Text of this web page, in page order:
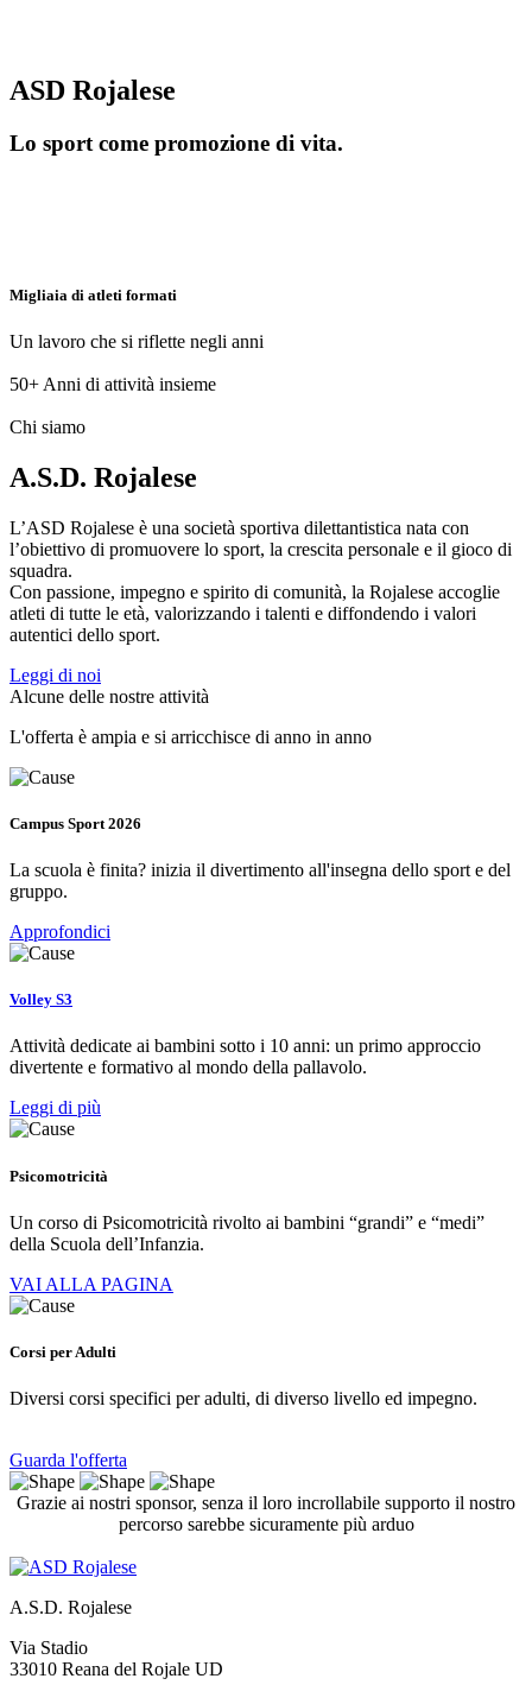
ASD Rojalese
Lo sport come promozione di vita.
Migliaia di atleti formati
Un lavoro che si riflette negli anni
50+ Anni di attività insieme
Chi siamo
A.S.D. Rojalese
L’ASD Rojalese è una società sportiva dilettantistica nata con
l’obiettivo di promuovere lo sport, la crescita personale e il gioco di
squadra.
Con passione, impegno e spirito di comunità, la Rojalese accoglie
atleti di tutte le età, valorizzando i talenti e diffondendo i valori
autentici dello sport.
Leggi di noi
Alcune delle nostre attività
L'offerta è ampia e si arricchisce di anno in anno
Campus Sport 2026
La scuola è finita? inizia il divertimento all'insegna dello sport e del
gruppo.
Approfondici
Volley S3
Attività dedicate ai bambini sotto i 10 anni: un primo approccio
divertente e formativo al mondo della pallavolo.
Leggi di più
Psicomotricità
Un corso di Psicomotricità rivolto ai bambini “grandi” e “medi”
della Scuola dell’Infanzia.
VAI ALLA PAGINA
Corsi per Adulti
Diversi corsi specifici per adulti, di diverso livello ed impegno.
Guarda l'offerta
Grazie ai nostri sponsor, senza il loro incrollabile supporto il nostro
percorso sarebbe sicuramente più arduo
A.S.D. Rojalese
Via Stadio
33010 Reana del Rojale UD